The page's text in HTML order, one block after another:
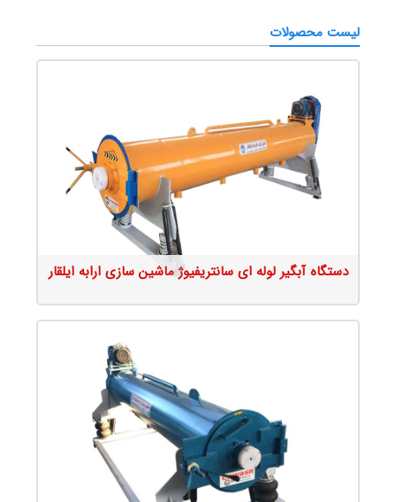
مترو واش
کارواش اتوماتیک بدون برس
لیست محصولات
دستگاه آبگیر لوله ای سانتریفیوژ ماشین سازی ارابه ایلقار
جزئیات محصول